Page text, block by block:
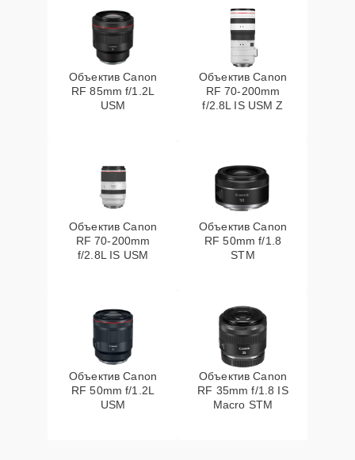
Объектив Canon
RF 85mm f/1.2L
USM
Объектив Canon
RF 70‑200mm
f/2.8L IS USM Z
Объектив Canon
RF 70‑200mm
f/2.8L IS USM
Объектив Canon
RF 50mm f/1.8
STM
Объектив Canon
RF 50mm f/1.2L
USM
Объектив Canon
RF 35mm f/1.8 IS
Macro STM